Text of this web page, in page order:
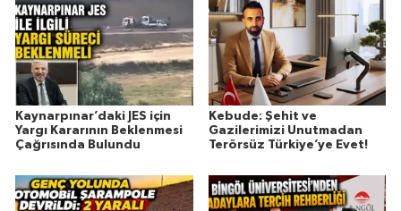
Kaynarpınar’daki JES için
Yargı Kararının Beklenmesi
Çağrısında Bulundu
Kebude: Şehit ve
Gazilerimizi Unutmadan
Terörsüz Türkiye’ye Evet!